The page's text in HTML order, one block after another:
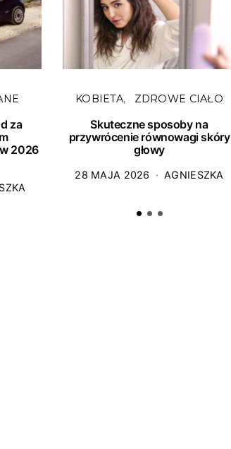
za
2026
KOBIETA ZDROWE CIAŁO
Skuteczne sposoby na
przywrócenie równowagi skóry
głowy
28 MAJA 2026 AGNIESZKA